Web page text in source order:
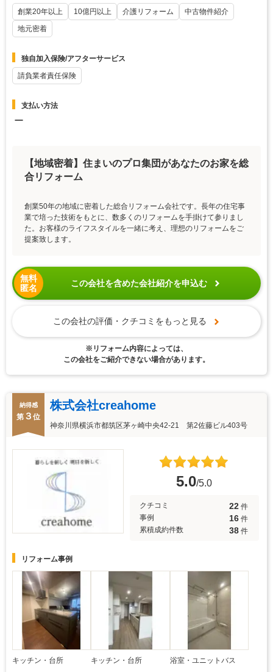
創業20年以上
10億円以上 介護リフォーム
中古物件紹介
地元密着
独自加入保険/アフターサービス
請負業者責任保険
支払い方法
ー
【地域密着】住まいのプロ集団があなたのお家を総
合リフォーム
創業50年の地域に密着した総合リフォーム会社です。長年の住宅事
業で培った技術をもとに、数多くのリフォームを手掛けて参りまし
た。お客様のライフスタイルを一緒に考え、理想のリフォームをご
提案致します。
無料
匿名
この会社を含めた会社紹介を申込む
この会社の評価・クチコミをもっと見る
※リフォーム内容によっては、
この会社をご紹介できない場合があります。
納得感
第 ３ 位
株式会社creahome
神奈川県横浜市都筑区茅ヶ崎中央42-21 第2佐藤ビル403号
5.0/5.0
クチコミ 22 件
事例
16 件
累積成約件数
38 件
リフォーム事例
キッチン・台所 キッチン・台所 浴室・ユニットバス